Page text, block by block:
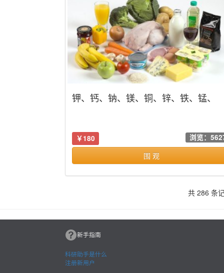
钾、钙、钠、镁、铜、锌、铁、锰、
镉、铬、硒、锡、镍、铅、锗、硼、
￥180 浏览：
围 观
共 286 条
新手指南
科研助手是什么
注册新用户